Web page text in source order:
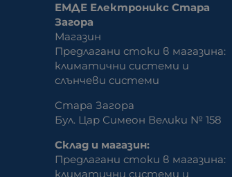
ЕМДЕ Електроникс Стара
Загора
Магазин
Предлагани стоки в магазина:
климатични системи и
слънчеви системи
Стара Загора
Бул. Цар Симеон Велики № 158
Склад и магазин:
Предлагани стоки в магазина:
климатични системи и